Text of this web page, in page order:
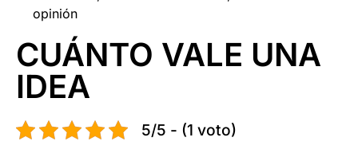
opinión
CUÁNTO VALE UNA
IDEA
5/5 - (1 voto)